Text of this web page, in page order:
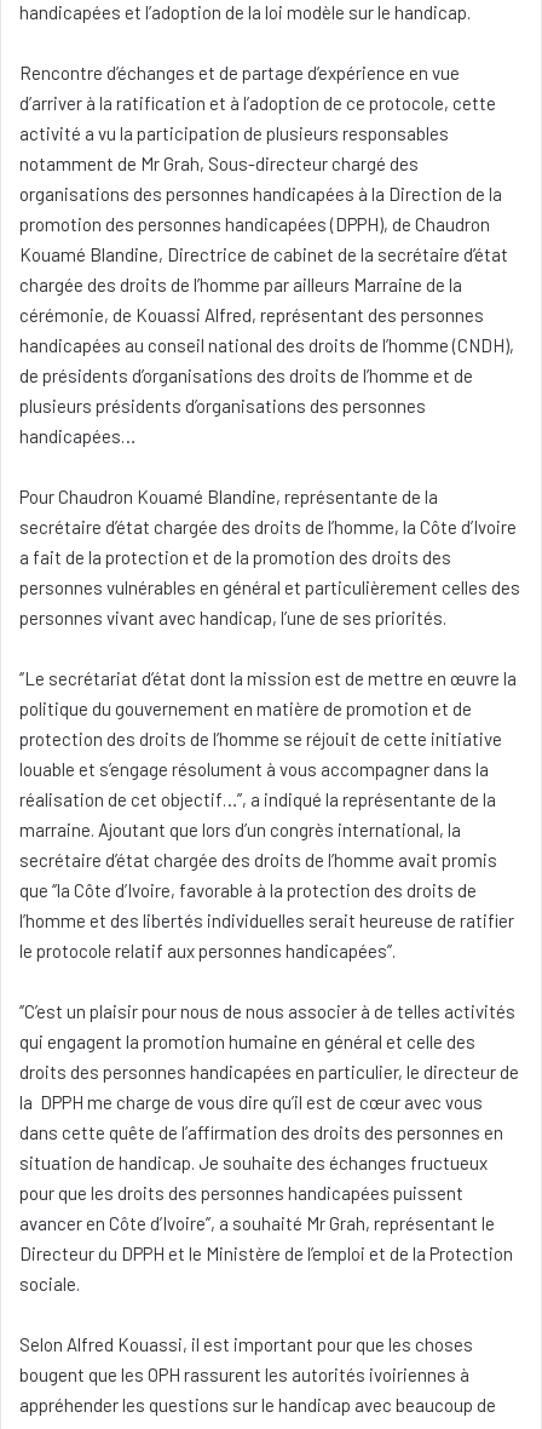
handicapées et l’adoption de la loi modèle sur le handicap.
Rencontre d’échanges et de partage d’expérience en vue
d’arriver à la ratification et à l’adoption de ce protocole, cette
activité a vu la participation de plusieurs responsables
notamment de Mr Grah, Sous-directeur chargé des
organisations des personnes handicapées à la Direction de la
promotion des personnes handicapées (DPPH), de Chaudron
Kouamé Blandine, Directrice de cabinet de la secrétaire d’état
chargée des droits de l’homme par ailleurs Marraine de la
cérémonie, de Kouassi Alfred, représentant des personnes
handicapées au conseil national des droits de l’homme (CNDH),
de présidents d’organisations des droits de l’homme et de
plusieurs présidents d’organisations des personnes
handicapées…
Pour Chaudron Kouamé Blandine, représentante de la
secrétaire d’état chargée des droits de l’homme, la Côte d’Ivoire
a fait de la protection et de la promotion des droits des
personnes vulnérables en général et particulièrement celles des
personnes vivant avec handicap, l’une de ses priorités.
‘’Le secrétariat d’état dont la mission est de mettre en œuvre la
politique du gouvernement en matière de promotion et de
protection des droits de l’homme se réjouit de cette initiative
louable et s’engage résolument à vous accompagner dans la
réalisation de cet objectif…’’, a indiqué la représentante de la
marraine. Ajoutant que lors d’un congrès international, la
secrétaire d’état chargée des droits de l’homme avait promis
que ‘’la Côte d’Ivoire, favorable à la protection des droits de
l’homme et des libertés individuelles serait heureuse de ratifier
le protocole relatif aux personnes handicapées’’.
‘’C’est un plaisir pour nous de nous associer à de telles activités
qui engagent la promotion humaine en général et celle des
droits des personnes handicapées en particulier, le directeur de
la DPPH me charge de vous dire qu’il est de cœur avec vous
dans cette quête de l’affirmation des droits des personnes en
situation de handicap. Je souhaite des échanges fructueux
pour que les droits des personnes handicapées puissent
avancer en Côte d’Ivoire’’, a souhaité Mr Grah, représentant le
Directeur du DPPH et le Ministère de l’emploi et de la Protection
sociale.
Selon Alfred Kouassi, il est important pour que les choses
bougent que les OPH rassurent les autorités ivoiriennes à
appréhender les questions sur le handicap avec beaucoup de